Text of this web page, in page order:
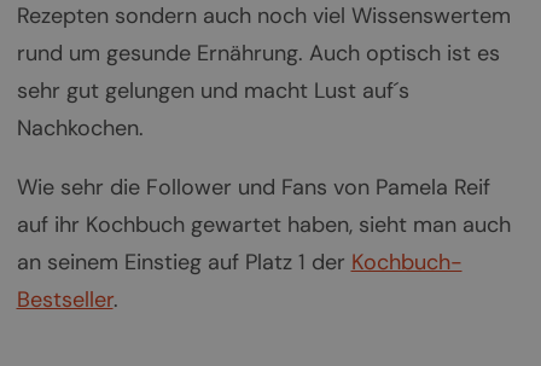
Rezepten sondern auch noch viel Wissenswertem
rund um gesunde Ernährung. Auch optisch ist es
sehr gut gelungen und macht Lust auf´s
Nachkochen.
Wie sehr die Follower und Fans von Pamela Reif
auf ihr Kochbuch gewartet haben, sieht man auch
an seinem Einstieg auf Platz 1 der Kochbuch-
Bestseller.